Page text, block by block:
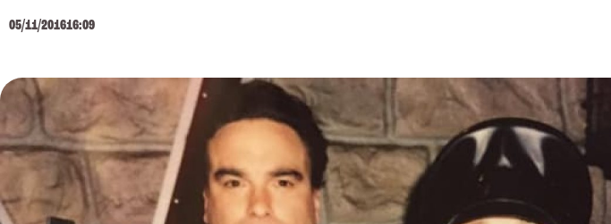
05/11/201616:09